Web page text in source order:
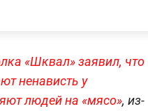
«Шквал» заявил, что
ненависть у
людей на «мясо», из-